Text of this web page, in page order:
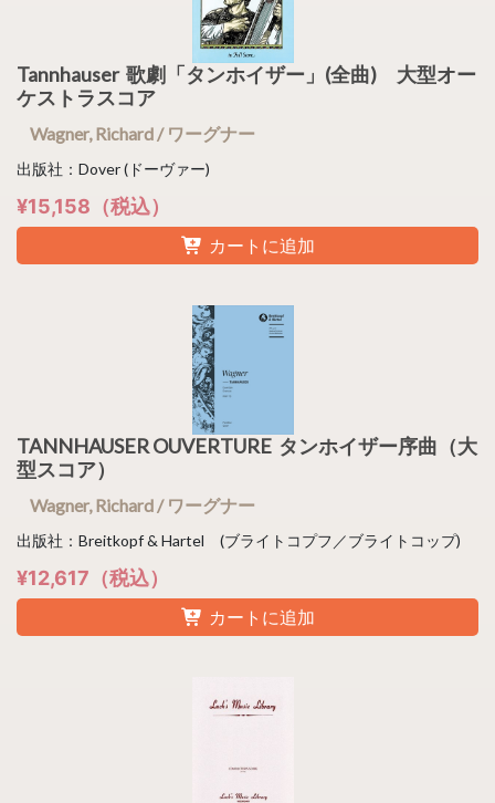
Tannhauser 歌劇「タンホイザー」(全曲) 大型オー
ケストラスコア
Wagner, Richard / ワーグナー
出版社：Dover (ドーヴァー)
¥15,158（税込）
カートに追加
TANNHAUSER OUVERTURE タンホイザー序曲（大
型スコア）
Wagner, Richard / ワーグナー
出版社：Breitkopf & Hartel (ブライトコプフ／ブライトコップ)
¥12,617（税込）
カートに追加